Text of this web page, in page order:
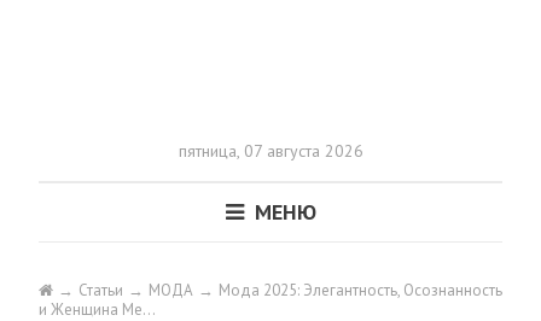
пятница,07 августа 2026
МЕНЮ
Статьи МОДА
Мода 2025: Элегантность, Осознанность
и Женщина Ме…